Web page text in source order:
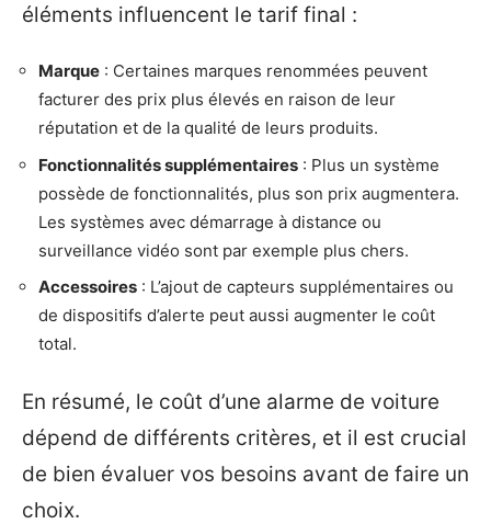
éléments influencent le tarif final :
Marque : Certaines marques renommées peuvent
facturer des prix plus élevés en raison de leur
réputation et de la qualité de leurs produits.
Fonctionnalités supplémentaires : Plus un système
possède de fonctionnalités, plus son prix augmentera.
Les systèmes avec démarrage à distance ou
surveillance vidéo sont par exemple plus chers.
Accessoires : L’ajout de capteurs supplémentaires ou
de dispositifs d’alerte peut aussi augmenter le coût
total.
En résumé, le coût d’une alarme de voiture
dépend de différents critères, et il est crucial
de bien évaluer vos besoins avant de faire un
choix.